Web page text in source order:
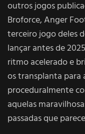
outros jogos
Broforce, Anger
terceiro jogo deles
lançar antes de
ritmo acelerado e
os transplanta
proceduralmente
aquelas
passadas que